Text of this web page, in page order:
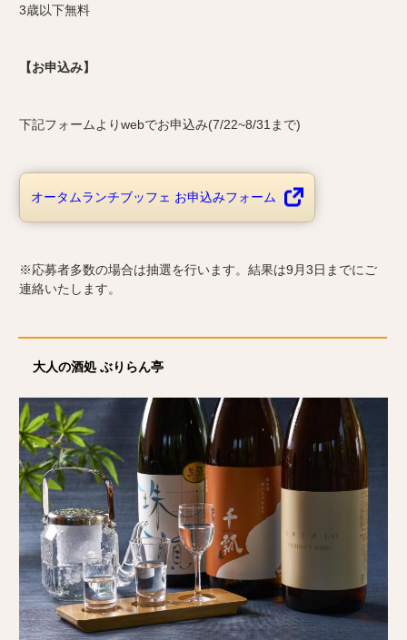
3歳以下無料
【お申込み】
下記フォームよりwebでお申込み(7/22~8/31まで)
オータムランチブッフェ お申込みフォーム
※応募者多数の場合は抽選を行います。結果は9月3日までにご
連絡いたします。
大人の酒処 ぶりらん亭